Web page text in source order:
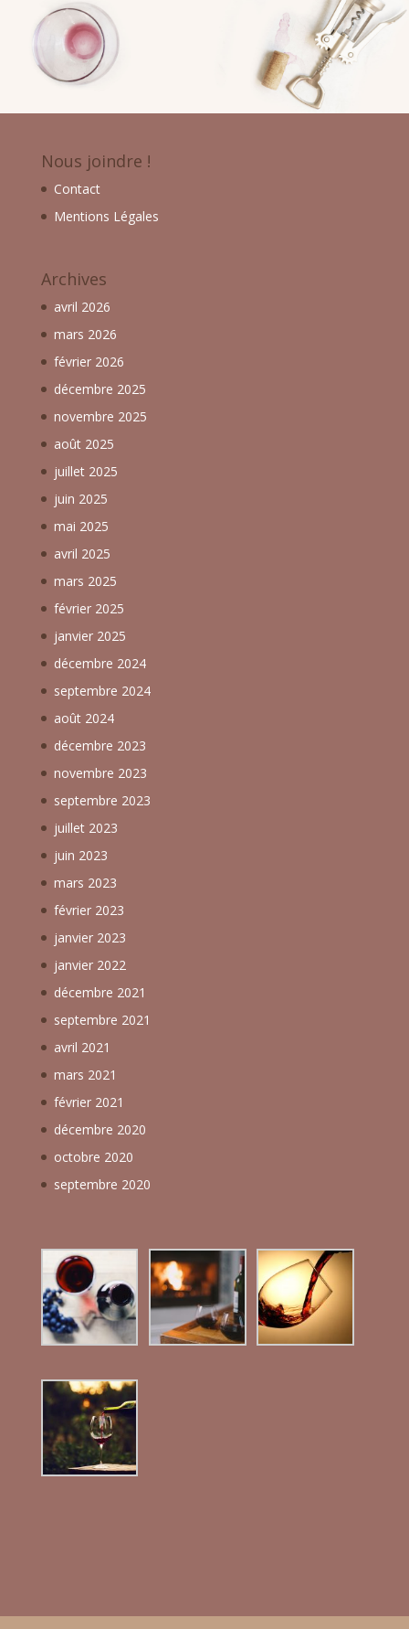
Nous joindre !
Contact
Mentions Légales
Archives
avril 2026
mars 2026
février 2026
décembre 2025
novembre 2025
août 2025
juillet 2025
juin 2025
mai 2025
avril 2025
mars 2025
février 2025
janvier 2025
décembre 2024
septembre 2024
août 2024
décembre 2023
novembre 2023
septembre 2023
juillet 2023
juin 2023
mars 2023
février 2023
janvier 2023
janvier 2022
décembre 2021
septembre 2021
avril 2021
mars 2021
février 2021
décembre 2020
octobre 2020
septembre 2020